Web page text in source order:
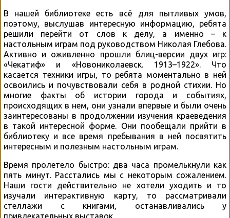
В нашей библиотеке есть всё для пытливых умов,
поэтому, выслушав интересную информацию, ребята
решили перейти от слов к делу, а именно – к
настольным играм под руководством Николая Глебова.
Активно и оживленно прошли блиц-версии двух игр:
«Чекатиф» и «Новониколаевск. 1913–1922». Что
касается техники игры, то ребята моментально в ней
освоились и почувствовали себя в родной стихии. Но
многие факты об истории города и событиях,
происходящих в нем, они узнали впервые и были очень
заинтересованы в продолжении изучения краеведения
в такой интересной форме. Они пообещали прийти в
библиотеку и все время пребывания в ней посвятить
интересным и полезным настольным играм.
Время пролетело быстро: два часа промелькнули как
пять минут. Расстались мы с некоторым сожалением.
Наши гости действительно не хотели уходить и то
изучали интерактивную карту, то рассматривали
стеллажи с книгами, останавливались у
привлекательных выставок.